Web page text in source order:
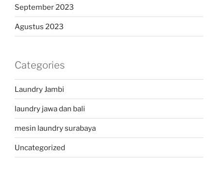
September 2023
Agustus 2023
Categories
Laundry Jambi
laundry jawa dan bali
mesin laundry surabaya
Uncategorized